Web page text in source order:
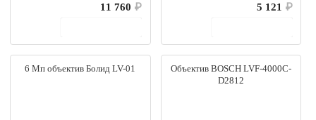
11 760 ₽
5 121 ₽
6 Мп объектив Болид LV-01
Объектив BOSCH LVF-4000C-
D2812